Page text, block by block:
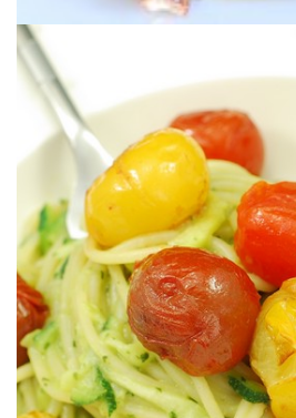
DÚO DE ESPAGUETIS
AGUACATE &
(vegano)
Más allá de la